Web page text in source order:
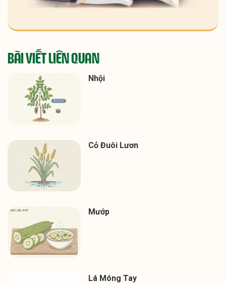
BÀI VIẾT LIÊN QUAN
Nhội
Cỏ Đuôi Lươn
Mướp
Lá Móng Tay